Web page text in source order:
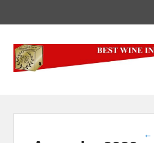
Best-Wine-
Concours International Best-
←